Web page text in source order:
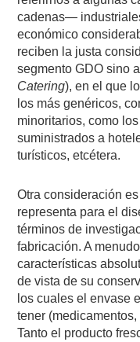
cadenas—
económico
reciben la justa
segmento GDO sino
Catering), en el que
los más genéricos,
minoritarios, como
suministrados a
turísticos, etcétera.
Otra consideración
representa para el
términos de
fabricación. A
características
de vista de su
los cuales el envase
tener
Tanto el producto